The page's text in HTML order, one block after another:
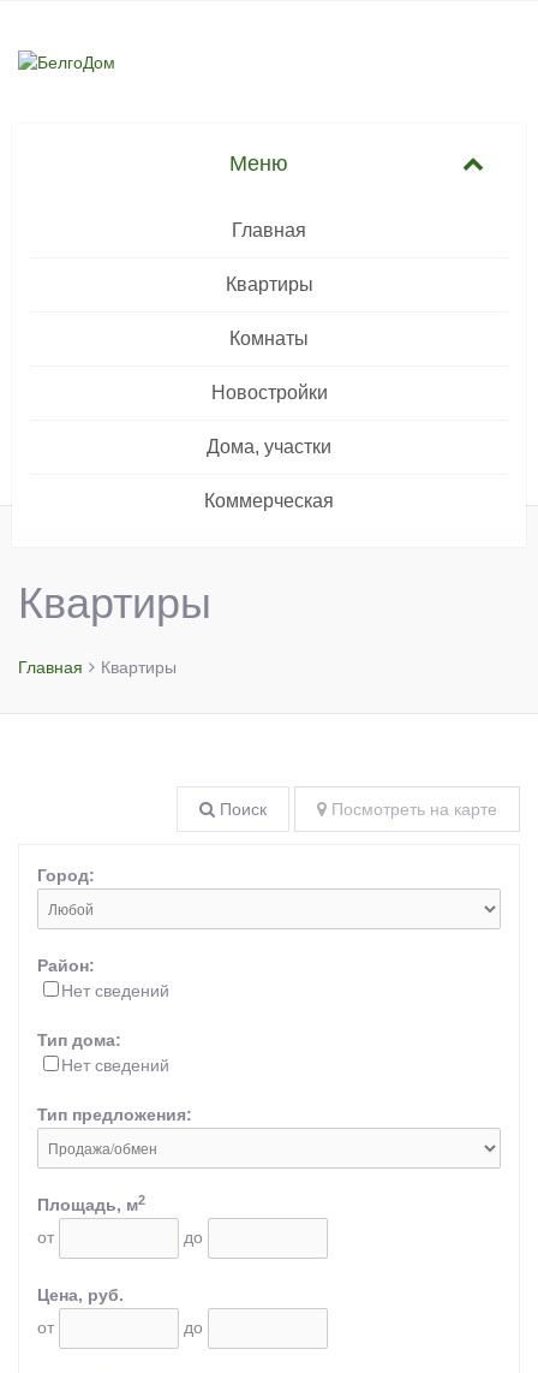
Главная
Квартиры
Комнаты
Новостройки
Дома, участки
Коммерческая
Квартиры
Главная Квартиры
Поиск Посмотреть на карте
Город:
Район:
Нет сведений
Тип дома:
Нет сведений
Тип предложения:
Площадь, м2
от до
Цена, руб.
от
до